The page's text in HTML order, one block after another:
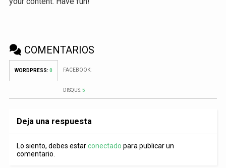
COMENTARIOS
WORDPRESS: 0 FACEBOOK:
DISQUS:5
Deja una respuesta
Lo siento, debes estarconectado para publicar un
comentario.